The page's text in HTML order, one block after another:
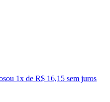
ou 1x de R$ 16,15 sem juros